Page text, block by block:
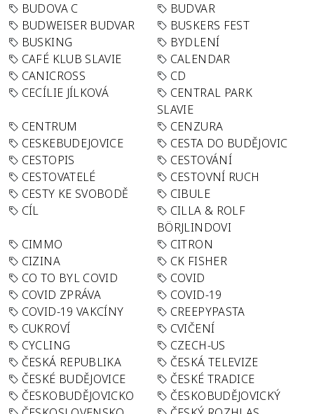
BUDOVA C
BUDVAR
BUDWEISER BUDVAR
BUSKERS FEST
BUSKING
BYDLENÍ
CAFÉ KLUB SLAVIE
CALENDAR
CANICROSS
CD
CECÍLIE JÍLKOVÁ
CENTRAL PARK
SLAVIE
CENTRUM
CENZURA
CESKEBUDEJOVICE
CESTA DO BUDĚJOVIC
CESTOPIS
CESTOVÁNÍ
CESTOVATELÉ
CESTOVNÍ RUCH
CESTY KE SVOBODĚ
CIBULE
CÍL
CILLA & ROLF
BÖRJLINDOVI
CIMMO
CITRON
CIZINA
CK FISHER
CO TO BYL COVID
COVID
COVID ZPRÁVA
COVID-19
COVID-19 VAKCÍNY
CREEPYPASTA
CUKROVÍ
CVIČENÍ
CYCLING
CZECH-US
ČESKÁ REPUBLIKA
ČESKÁ TELEVIZE
ČESKÉ BUDĚJOVICE
ČESKÉ TRADICE
ČESKOBUDĚJOVICKO
ČESKOBUDĚJOVICKÝ